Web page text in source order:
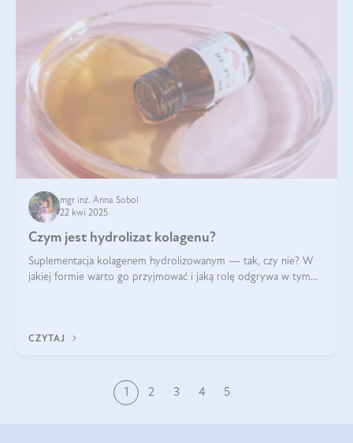
mgr inż. Anna Sobol
22 kwi 2025
Czym jest hydrolizat kolagenu?
Suplementacja kolagenem hydrolizowanym — tak, czy nie? W
jakiej formie warto go przyjmować i jaką rolę odgrywa w tym
CZYTAJ
1 2 3 4 5